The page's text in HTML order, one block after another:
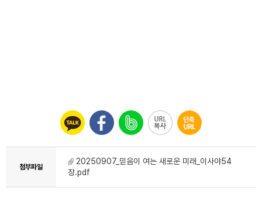
첨부파일
20250907_믿음이 여는 새로운 미래_이사야54
장.pdf